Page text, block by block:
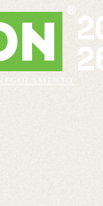
REGOLAMENTO